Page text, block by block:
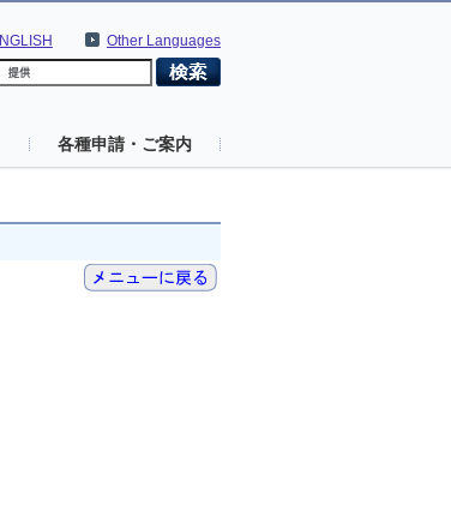
Other Languages
各種申請・ご案内